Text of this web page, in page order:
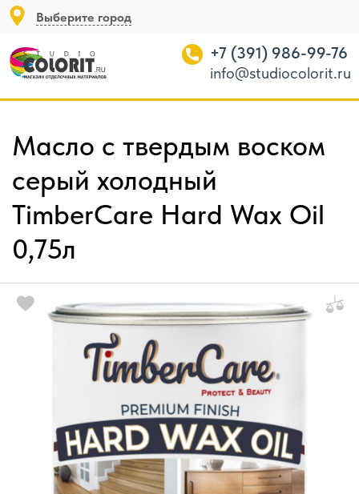
Выберите город
+7 (391) 986-99-76
info@studiocolorit.ru
Масло с твердым воском
серый холодный
TimberCare Hard Wax Oil
0,75л